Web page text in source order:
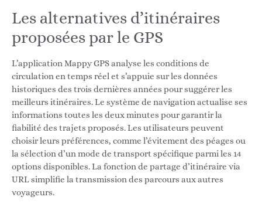
Les alternatives d’itinéraires
proposées par le GPS
L’application Mappy GPS analyse les conditions de
circulation en temps réel et s’appuie sur les données
historiques des trois dernières années pour suggérer les
meilleurs itinéraires. Le système de navigation actualise ses
informations toutes les deux minutes pour garantir la
fiabilité des trajets proposés. Les utilisateurs peuvent
choisir leurs préférences, comme l’évitement des péages ou
la sélection d’un mode de transport spécifique parmi les 14
options disponibles. La fonction de partage d’itinéraire via
URL simplifie la transmission des parcours aux autres
voyageurs.